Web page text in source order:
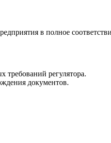
в полное
регулятора.
документов.